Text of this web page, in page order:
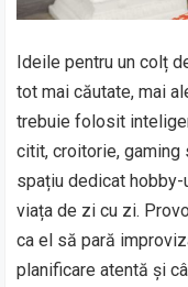
Ideile pentru un colț
tot mai căutate, mai
trebuie folosit
citit, croitorie, gaming
spațiu dedicat
viața de zi cu zi.
ca el să pară
planificare atentă și